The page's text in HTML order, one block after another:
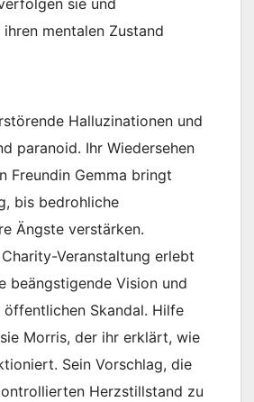
sie und
mentalen Zustand
Halluzinationen und
paranoid. Ihr Wiedersehen
Freundin Gemma bringt
bis bedrohliche
Ängste verstärken.
Veranstaltung erlebt
beängstigende Vision und
Skandal. Hilfe
Morris, der ihr erklärt, wie
Sein Vorschlag, die
Herzstillstand zu